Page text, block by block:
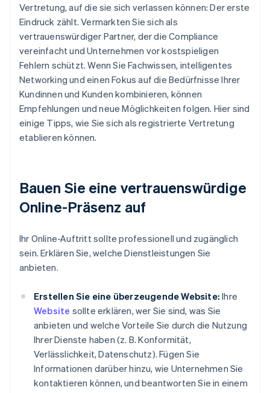
Vertretung, auf die sie sich verlassen können: Der erste
Eindruck zählt. Vermarkten Sie sich als
vertrauenswürdiger Partner, der die Compliance
vereinfacht und Unternehmen vor kostspieligen
Fehlern schützt. Wenn Sie Fachwissen, intelligentes
Networking und einen Fokus auf die Bedürfnisse Ihrer
Kundinnen und Kunden kombinieren, können
Empfehlungen und neue Möglichkeiten folgen. Hier sind
einige Tipps, wie Sie sich als registrierte Vertretung
etablieren können.
Bauen Sie eine vertrauenswürdige
Online-Präsenz auf
Ihr Online-Auftritt sollte professionell und zugänglich
sein. Erklären Sie, welche Dienstleistungen Sie
anbieten.
Erstellen Sie eine überzeugende Website: Ihre
Website sollte erklären, wer Sie sind, was Sie
anbieten und welche Vorteile Sie durch die Nutzung
Ihrer Dienste haben (z. B. Konformität,
Verlässlichkeit, Datenschutz). Fügen Sie
Informationen darüber hinzu, wie Unternehmen Sie
kontaktieren können, und beantworten Sie in einem